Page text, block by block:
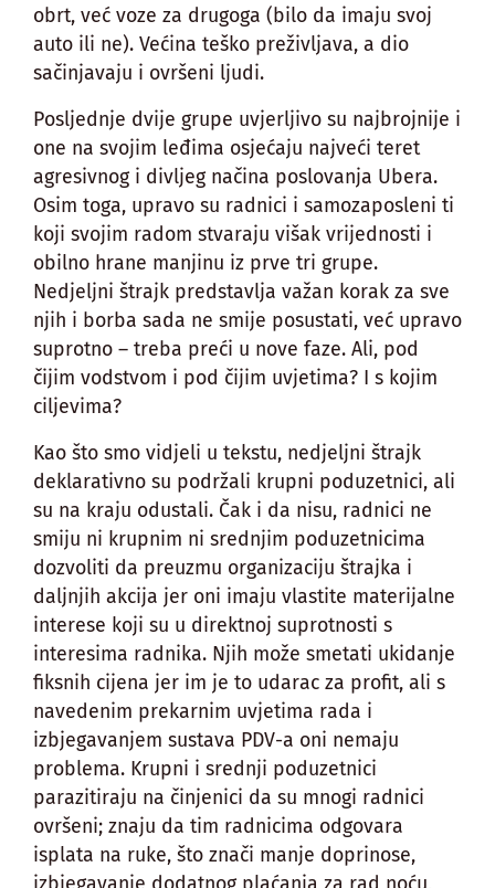
obrt, već voze za drugoga (bilo da imaju svoj
auto ili ne). Većina teško preživljava, a dio
sačinjavaju i ovršeni ljudi.
Posljednje dvije grupe uvjerljivo su najbrojnije i
one na svojim leđima osjećaju najveći teret
agresivnog i divljeg načina poslovanja Ubera.
Osim toga, upravo su radnici i samozaposleni ti
koji svojim radom stvaraju višak vrijednosti i
obilno hrane manjinu iz prve tri grupe.
Nedjeljni štrajk predstavlja važan korak za sve
njih i borba sada ne smije posustati, već upravo
suprotno – treba preći u nove faze. Ali, pod
čijim vodstvom i pod čijim uvjetima? I s kojim
ciljevima?
Kao što smo vidjeli u tekstu, nedjeljni štrajk
deklarativno su podržali krupni poduzetnici, ali
su na kraju odustali. Čak i da nisu, radnici ne
smiju ni krupnim ni srednjim poduzetnicima
dozvoliti da preuzmu organizaciju štrajka i
daljnjih akcija jer oni imaju vlastite materijalne
interese koji su u direktnoj suprotnosti s
interesima radnika. Njih može smetati ukidanje
fiksnih cijena jer im je to udarac za profit, ali s
navedenim prekarnim uvjetima rada i
izbjegavanjem sustava PDV-a oni nemaju
problema. Krupni i srednji poduzetnici
parazitiraju na činjenici da su mnogi radnici
ovršeni; znaju da tim radnicima odgovara
isplata na ruke, što znači manje doprinose,
izbjegavanje dodatnog plaćanja za rad noću,